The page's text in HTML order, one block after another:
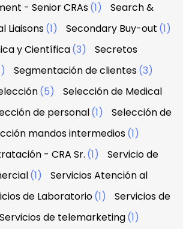
- Senior CRAs(1)
Search &
Liaisons(1) Secondary Buy-out (1)
y Científica(3)
Secretos
Segmentación de clientes(3)
(5)
Selección de Medical
de personal(1)
Selección de
mandos intermedios(1)
- CRA Sr. (1)
Servicio de
(1)
Servicios Atención al
de Laboratorio(1)
Servicios de
Servicios de telemarketing(1)